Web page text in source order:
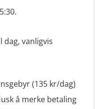
til FF48 inkl.
repetisjon
–
dag, vanligvis
(135 kr/dag)
å merke betaling